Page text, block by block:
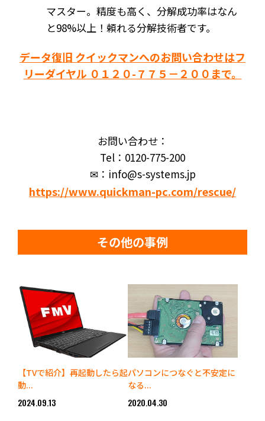
マスター。精度も高く、分解成功率はなん
と98%以上！頼れる分解技術者です。
データ復旧 クイックマンへのお問い合わせはフ
リーダイヤル ０１２０-７７５－２００まで。
お問い合わせ：
Tel：0120-775-200
✉：info@s-systems.jp
https://www.quickman-pc.com/rescue/
その他の事例
【TVで紹介】再起動したら起
動...
2024.09.13
パソコンにつなぐと不安定に
なる...
2020.04.30